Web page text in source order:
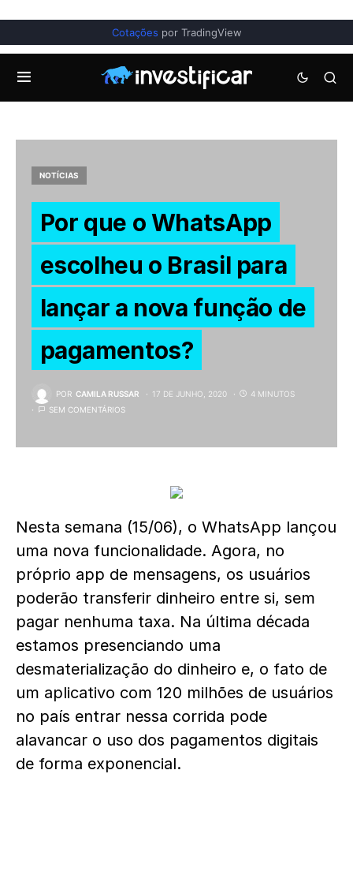
Cotações por TradingView
NOTÍCIAS
Por que o WhatsApp
escolheu o Brasil para
lançar a nova função de
pagamentos?
POR CAMILA RUSSAR 17 DE JUNHO, 2020
4 MINUTOS
SEM COMENTÁRIOS
Nesta semana (15/06), o WhatsApp lançou
uma nova funcionalidade. Agora, no
próprio app de mensagens, os usuários
poderão transferir dinheiro entre si, sem
pagar nenhuma taxa. Na última década
estamos presenciando uma
desmaterialização do dinheiro e, o fato de
um aplicativo com 120 milhões de usuários
no país entrar nessa corrida pode
alavancar o uso dos pagamentos digitais
de forma exponencial.